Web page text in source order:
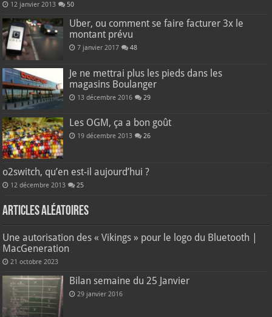
12 janvier 2013 50
Uber, ou comment se faire facturer 3x le
montant prévu
7 janvier 2017 48
Je ne mettrai plus les pieds dans les
magasins Boulanger
13 décembre 2016 29
Les OGM, ça a bon goût
19 décembre 2013 26
o2switch, qu’en est-il aujourd’hui ?
12 décembre 2013 25
Articles aléatoires
Une autorisation des « Vikings » pour le logo du Bluetooth |
MacGeneration
21 octobre 2023
Bilan semaine du 25 Janvier
29 janvier 2016